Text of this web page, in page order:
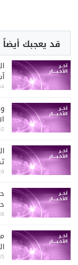
قد يعجبك أيضاً
06
06
06
06
06